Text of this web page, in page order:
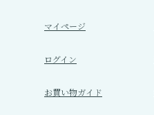
マイページ
ログイン
お買い物ガイド